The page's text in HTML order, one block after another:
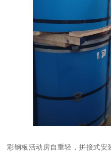
彩钢板活动房自重轻，拼接式